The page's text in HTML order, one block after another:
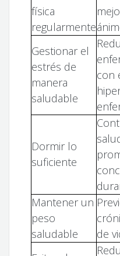
física
regularmente
Gestionar el
estrés de
manera
saludable
con
Dormir lo
suficiente
Mantener un
peso
saludable
de